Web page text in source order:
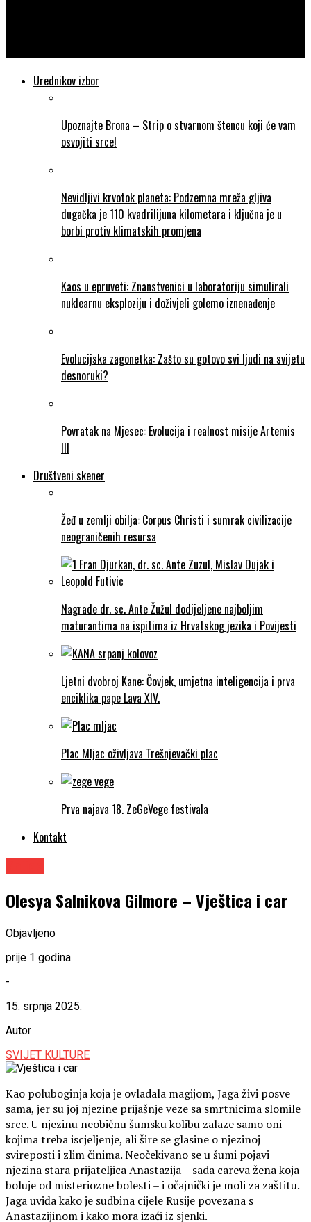
Urednikov izbor
Upoznajte Brona – Strip o stvarnom štencu koji će vam
osvojiti srce!
Nevidljivi krvotok planeta: Podzemna mreža gljiva
dugačka je 110 kvadrilijuna kilometara i ključna je u
borbi protiv klimatskih promjena
Kaos u epruveti: Znanstvenici u laboratoriju simulirali
nuklearnu eksploziju i doživjeli golemo iznenađenje
Evolucijska zagonetka: Zašto su gotovo svi ljudi na svijetu
desnoruki?
Povratak na Mjesec: Evolucija i realnost misije Artemis
III
Društveni skener
Žeđ u zemlji obilja: Corpus Christi i sumrak civilizacije
neograničenih resursa
Nagrade dr. sc. Ante Žužul dodijeljene najboljim
maturantima na ispitima iz Hrvatskog jezika i Povijesti
Ljetni dvobroj Kane: Čovjek, umjetna inteligencija i prva
enciklika pape Lava XIV.
Plac Mljac oživljava Trešnjevački plac
Prva najava 18. ZeGeVege festivala
Kontakt
Olesya Salnikova Gilmore – Vještica i car
Objavljeno
prije 1 godina
-
15. srpnja 2025.
Autor
SVIJET KULTURE
Kao poluboginja koja je ovladala magijom, Jaga živi posve
sama, jer su joj njezine prijašnje veze sa smrtnicima slomile
srce. U njezinu neobičnu šumsku kolibu zalaze samo oni
kojima treba iscjeljenje, ali šire se glasine o njezinoj
svireposti i zlim činima. Neočekivano se u šumi pojavi
njezina stara prijateljica Anastazija – sada careva žena koja
boluje od misteriozne bolesti – i očajnički je moli za zaštitu.
Jaga uviđa kako je sudbina cijele Rusije povezana s
Anastazijinom i kako mora izaći iz sjenki.